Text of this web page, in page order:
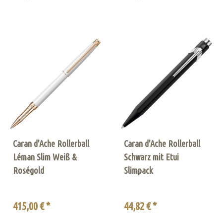
Caran d'Ache Rollerball
Léman Slim Weiß &
Roségold
415,00 € *
Caran d'Ache Rollerball
Schwarz mit Etui
Slimpack
44,82 € *